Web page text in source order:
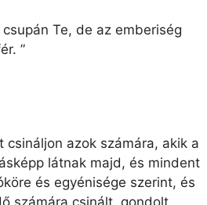
Te, de az emberiség
”
azok számára, akik a
látnak majd, és mindent
és egyénisége szerint, és
számára csinált, gondolt,